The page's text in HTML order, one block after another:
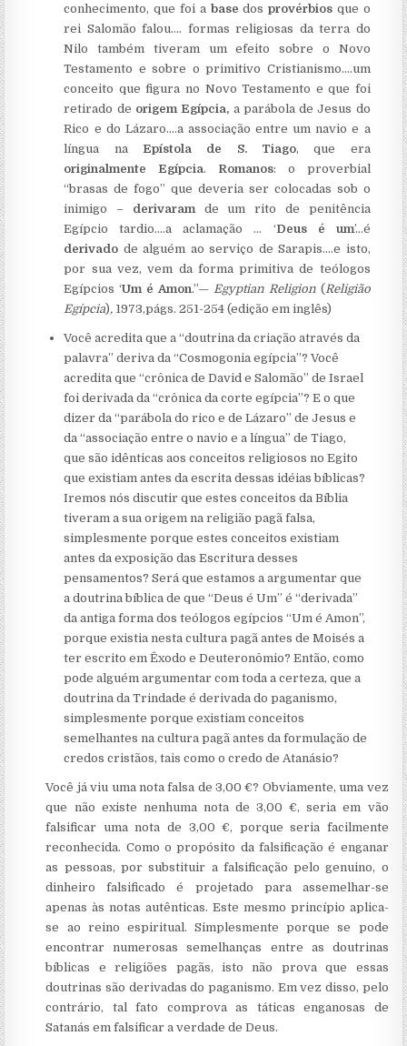
conhecimento, que foi a base dosprovérbios que o
rei Salomão falou.… formas religiosas da terra do
Nilo também tiveram um efeito sobre o Novo
Testamento e sobre o primitivo Cristianismo.…um
conceito que figura no Novo Testamento e que foi
retirado de origem Egípcia, a parábola de Jesus do
Rico e do Lázaro.…a associação entre um navio e a
língua naEpístola de S. Tiago, que era
originalmente Egípcia. Romanos: o proverbial
“brasas de fogo” que deveria ser colocadas sob o
inimigo – derivaramde um rito de penitência
Egípcio tardio.…a aclamação … ‘Deus é um’…é
derivado de alguém ao serviço de Sarapis.…e isto,
por sua vez, vem da forma primitiva de teólogos
Egípcios ‘Um é Amon.”— Egyptian Religion (Religião
Egípcia), 1973,págs. 251-254 (edição em inglês)
Você acredita que a “doutrina da criação através da
palavra” deriva da “Cosmogonia egípcia”? Você
acredita que “crônica de David e Salomão” de Israel
foi derivada da “crônica da corte egípcia”? E o que
dizer da “parábola do rico e de Lázaro” de Jesus e
da “associação entre o navio e a língua” de Tiago,
que são idênticas aos conceitos religiosos no Egito
que existiam antes da escrita dessas idéias bíblicas?
Iremos nós discutir que estes conceitos da Bíblia
tiveram a sua origem na religião pagã falsa,
simplesmente porque estes conceitos existiam
antes da exposição das Escritura desses
pensamentos? Será que estamos a argumentar que
a doutrina bíblica de que “Deus é Um” é “derivada”
da antiga forma dos teólogos egípcios “Um é Amon”,
porque existia nesta cultura pagã antes de Moisés a
ter escrito em Êxodo e Deuteronômio? Então, como
pode alguém argumentar com toda a certeza, que a
doutrina da Trindade é derivada do paganismo,
simplesmente porque existiam conceitos
semelhantes na cultura pagã antes da formulação de
credos cristãos, tais como o credo de Atanásio?
Você já viu uma nota falsa de 3,00 €? Obviamente, uma vez
que não existe nenhuma nota de 3,00 €, seria em vão
falsificar uma nota de 3,00 €, porque seria facilmente
reconhecida. Como o propósito da falsificação é enganar
as pessoas, por substituir a falsificação pelo genuino, o
dinheiro falsificado é projetado para assemelhar-se
apenas às notas autênticas. Este mesmo princípio aplica-
se ao reino espiritual. Simplesmente porque se pode
encontrar numerosas semelhanças entre as doutrinas
bíblicas e religiões pagãs, isto não prova que essas
doutrinas são derivadas do paganismo. Em vez disso, pelo
contrário, tal fato comprova as táticas enganosas de
Satanás em falsificar a verdade de Deus.